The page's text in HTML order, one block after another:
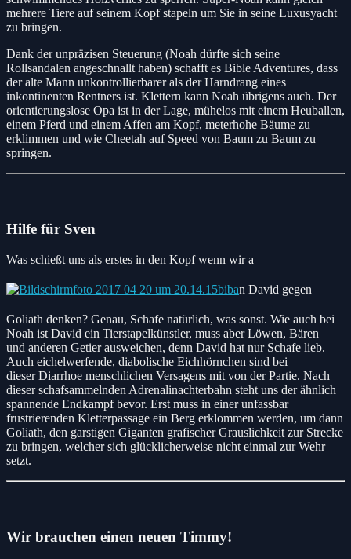
mehrere Tiere auf seinem Kopf stapeln um Sie in seine Luxusyacht
zu bringen.
Dank der unpräzisen Steuerung (Noah dürfte sich seine
Rollsandalen angeschnallt haben) schafft es Bible Adventures, dass
der alte Mann unkontrollierbarer als der Harndrang eines
inkontinenten Rentners ist. Klettern kann Noah übrigens auch. Der
orientierungslose Opa ist in der Lage, mühelos mit einem Heuballen,
einem Pferd und einem Affen am Kopf, meterhohe Bäume zu
erklimmen und wie Cheetah auf Speed von Baum zu Baum zu
springen.
Hilfe für Sven
Was schießt uns als erstes in den Kopf wenn wir a
n David gegen
Goliath denken? Genau, Schafe natürlich, was sonst. Wie auch bei
Noah ist David ein Tierstapelkünstler, muss aber Löwen, Bären
und anderen Getier ausweichen, denn David hat nur Schafe lieb.
Auch eichelwerfende, diabolische Eichhörnchen sind bei
dieser Diarrhoe menschlichen Versagens mit von der Partie. Nach
dieser schafsammelnden Adrenalinachterbahn steht uns der ähnlich
spannende Endkampf bevor. Erst muss in einer unfassbar
frustrierenden Kletterpassage ein Berg erklommen werden, um dann
Goliath, den garstigen Giganten grafischer Grauslichkeit zur Strecke
zu bringen, welcher sich glücklicherweise nicht einmal zur Wehr
setzt.
Wir brauchen einen neuen Timmy!